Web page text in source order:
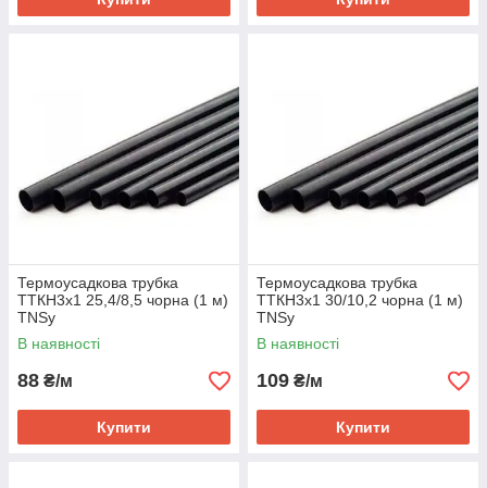
Термоусадкова трубка
ТТКН3х1 25,4/8,5 чорна (1 м)
TNSy
В наявності
88 ₴/м
Купити
Термоусадкова трубка
ТТКН3х1 30/10,2 чорна (1 м)
TNSy
В наявності
109 ₴/м
Купити